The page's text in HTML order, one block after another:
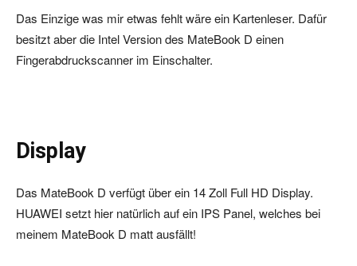
Das Einzige was mir etwas fehlt wäre ein Kartenleser. Dafür
besitzt aber die Intel Version des MateBook D einen
Fingerabdruckscanner im Einschalter.
Display
Das MateBook D verfügt über ein 14 Zoll Full HD Display.
HUAWEI setzt hier natürlich auf ein IPS Panel, welches bei
meinem MateBook D matt ausfällt!